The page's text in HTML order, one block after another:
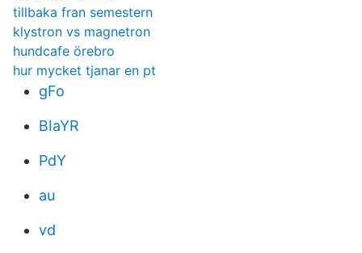
tillbaka fran semestern
klystron vs magnetron
hundcafe örebro
hur mycket tjanar en pt
gFo
BIaYR
PdY
au
vd